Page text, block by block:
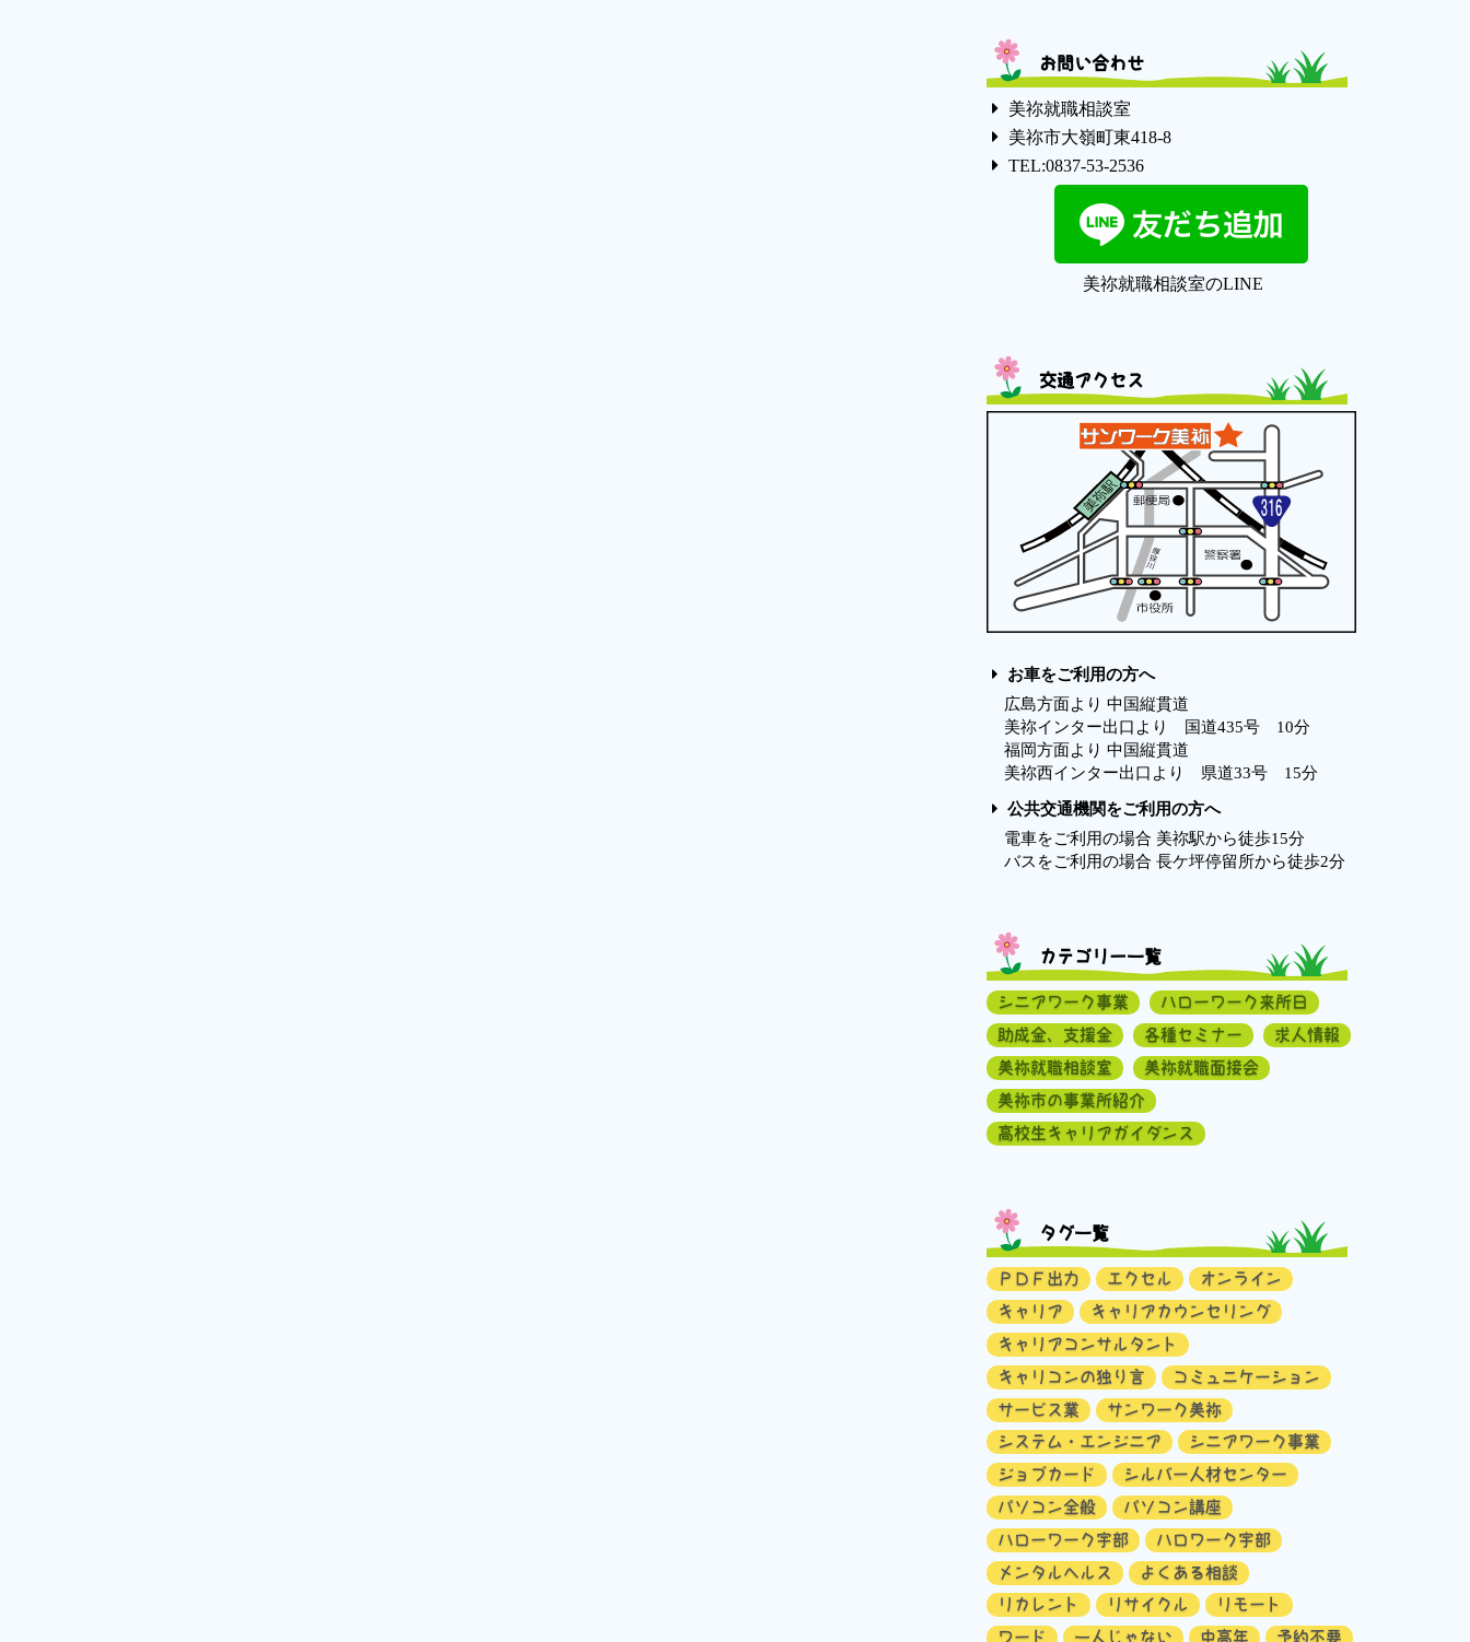
お問い合わせ
美祢就職相談室
美祢市大嶺町東418-8
TEL:0837-53-2536
美祢就職相談室のLINE
交通アクセス
お車をご利用の方へ
広島方面より 中国縦貫道
美祢インター出口より 国道435号 10分
福岡方面より 中国縦貫道
美祢西インター出口より 県道33号 15分
公共交通機関をご利用の方へ
電車をご利用の場合 美祢駅から徒歩15分
バスをご利用の場合 長ケ坪停留所から徒歩2分
カテゴリー一覧
シニアワーク事業
ハローワーク来所日
助成金、支援金
各種セミナー
求人情報
美祢就職相談室
美祢就職面接会
美祢市の事業所紹介
高校生キャリアガイダンス
タグ一覧
ＰＤＦ出力 エクセル
オンライン
キャリア
キャリアカウンセリング
キャリアコンサルタント
キャリコンの独り言
コミュニケーション
サービス業
サンワーク美祢
システム・エンジニア
シニアワーク事業
ジョブカード
シルバー人材センター
パソコン全般
パソコン講座
ハローワーク宇部
ハロワーク宇部
メンタルヘルス
よくある相談
リカレント
リサイクル
リモート
ワード
一人じゃない 中高年 予約不要